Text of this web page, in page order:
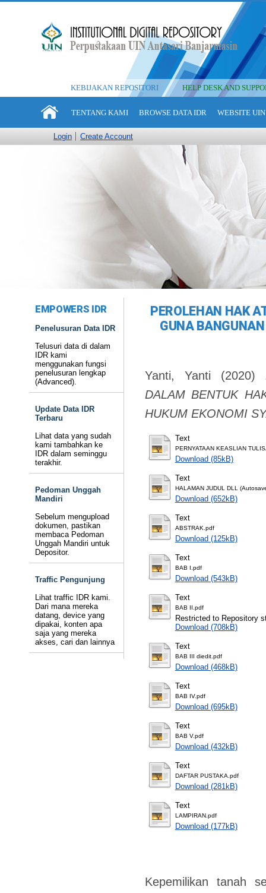
KEBIJAKAN REPOSITORI HELP DESK AND
TENTANG KAMI BROWSE DATA IDR WEBSITE
Login Create Account
EMPOWERS IDR
Penelusuran Data IDR
Telusuri data di dalam
IDR kami
menggunakan fungsi
penelusuran lengkap
(Advanced).
Update Data IDR
Terbaru
Lihat data yang sudah
kami tambahkan ke
IDR dalam seminggu
terakhir.
Pedoman Unggah
Mandiri
Sebelum mengupload
dokumen, pastikan
membaca Pedoman
Unggah Mandiri untuk
Depositor.
Traffic Pengunjung
Lihat traffic IDR kami.
Dari mana mereka
datang, device yang
dipakai, konten apa
saja yang mereka
akses, cari dan lainnya
PEROLEHAN HAK
GUNA
Yanti, Yanti (2020)
DALAM BENTUK
HUKUM EKONOMI
Text
PERNYATAAN KEASLIAN
Download (85kB)
Text
HALAMAN JUDUL DLL
Download (652kB)
Text
ABSTRAK.pdf
Download (125kB)
Text
BAB I.pdf
Download (543kB)
Text
BAB II.pdf
Restricted to Repository
Download (708kB)
Text
BAB III diedit.pdf
Download (468kB)
Text
BAB IV.pdf
Download (695kB)
Text
BAB V.pdf
Download (432kB)
Text
DAFTAR PUSTAKA.pdf
Download (281kB)
Text
LAMPIRAN.pdf
Download (177kB)
Kepemilikan tanah